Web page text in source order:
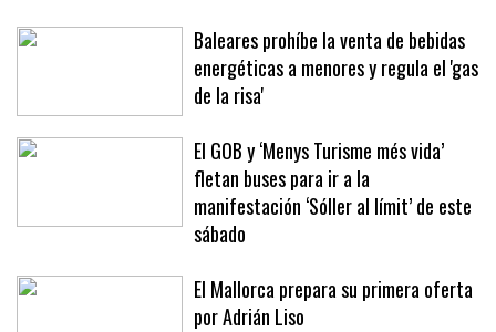
Baleares prohíbe la venta de bebidas
energéticas a menores y regula el 'gas
de la risa'
El GOB y ‘Menys Turisme més vida’
fletan buses para ir a la
manifestación ‘Sóller al límit’ de este
sábado
El Mallorca prepara su primera oferta
por Adrián Liso